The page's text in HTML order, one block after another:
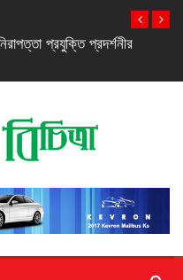
সি-সিরিজ স্মার্টফোন